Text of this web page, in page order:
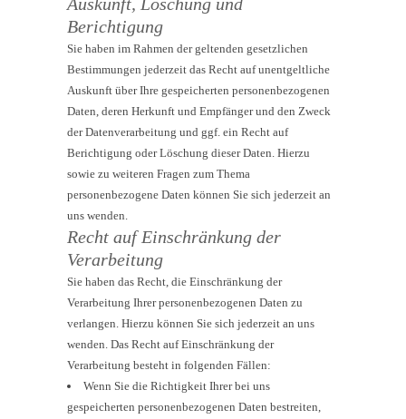
Berichtigung
Sie haben im Rahmen der geltenden gesetzlichen
Bestimmungen jederzeit das Recht auf unentgeltliche
Auskunft über Ihre gespeicherten personenbezogenen
Daten, deren Herkunft und Empfänger und den Zweck
der Datenverarbeitung und ggf. ein Recht auf
Berichtigung oder Löschung dieser Daten. Hierzu
sowie zu weiteren Fragen zum Thema
personenbezogene Daten können Sie sich jederzeit an
uns wenden.
Recht auf Einschränkung der
Verarbeitung
Sie haben das Recht, die Einschränkung der
Verarbeitung Ihrer personenbezogenen Daten zu
verlangen. Hierzu können Sie sich jederzeit an uns
wenden. Das Recht auf Einschränkung der
Verarbeitung besteht in folgenden Fällen:
Wenn Sie die Richtigkeit Ihrer bei uns
gespeicherten personenbezogenen Daten bestreiten,